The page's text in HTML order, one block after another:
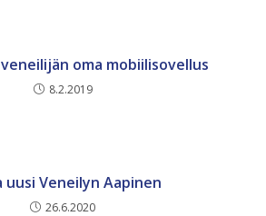
oma mobiilisovellus
8.2.2019
uusi Veneilyn Aapinen
26.6.2020